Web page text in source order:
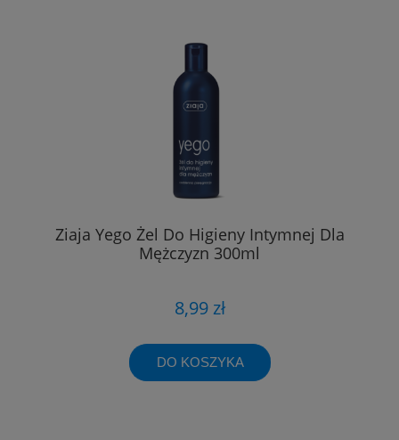
Ziaja Yego Żel Do Higieny Intymnej Dla
Mężczyzn 300ml
8,99 zł
DO KOSZYKA